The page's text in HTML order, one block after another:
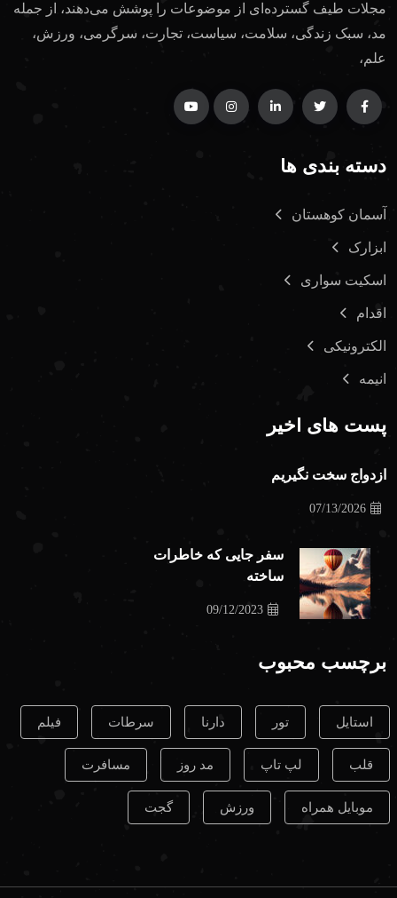
مجلات طیف گسترده‌ای از موضوعات را پوشش می‌دهند، از جمله
مد، سبک زندگی، سلامت، سیاست، تجارت، سرگرمی، ورزش،
علم،
دسته بندی ها
آسمان کوهستان
ابزارک
اسکیت سواری
اقدام
الکترونیکی
انیمه
پست های اخیر
ازدواج سخت نگیریم
07/13/2026
سفر جایی که خاطرات
ساخته
09/12/2023
برچسب محبوب
استایل تور دارنا سرطات فیلم
قلب لپ تاپ مد روز مسافرت
موبایل همراه ورزش گجت